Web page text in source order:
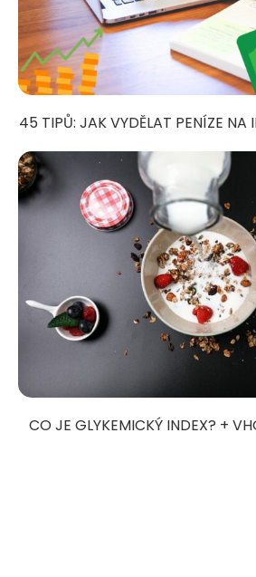
45 TIPŮ: JAK VYDĚLAT PENÍZE
CO JE GLYKEMICKÝ INDEX? +